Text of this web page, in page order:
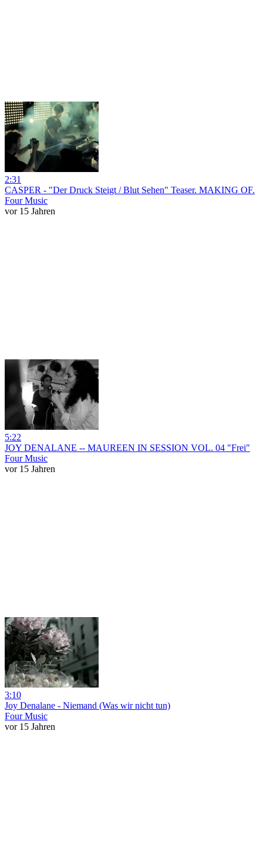
2:31
CASPER - "Der Druck Steigt / Blut Sehen" Teaser. MAKING OF.
Four Music
vor 15 Jahren
5:22
JOY DENALANE -- MAUREEN IN SESSION VOL. 04 "Frei"
Four Music
vor 15 Jahren
3:10
Joy Denalane - Niemand (Was wir nicht tun)
Four Music
vor 15 Jahren